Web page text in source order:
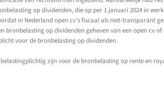
op dividenden, die op per 1 januari 2024 in
in Nederland open cv’s fiscaal als niet-transparant
op dividenden geheven van een open cv
voor de bronbelasting op dividenden.
zijn voor de bronbelasting op rente en